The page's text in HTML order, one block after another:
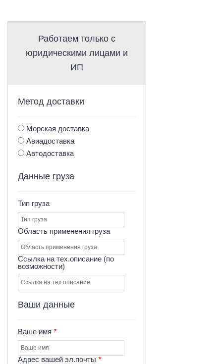
Работаем только с
юридическими лицами и
ИП
Метод доставки
Морская доставка
Авиадоставка
Автодоставка
Данные груза
Тип груза
Область применения груза
Ссылка на тех.описание (по
возможности)
Ваши данные
Ваше имя *
Адрес вашей эл.почты *